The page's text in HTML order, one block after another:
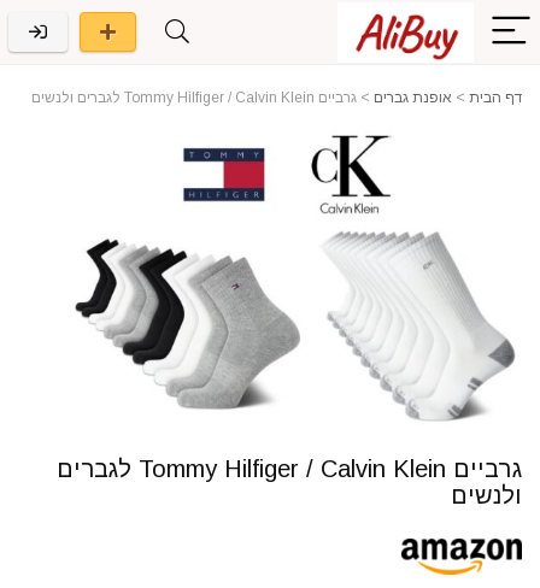
דף הבית > אופנת גברים > גרביים Tommy Hilfiger / Calvin Klein לגברים ולנשים
גרביים Tommy Hilfiger / Calvin Klein לגברים
ולנשים